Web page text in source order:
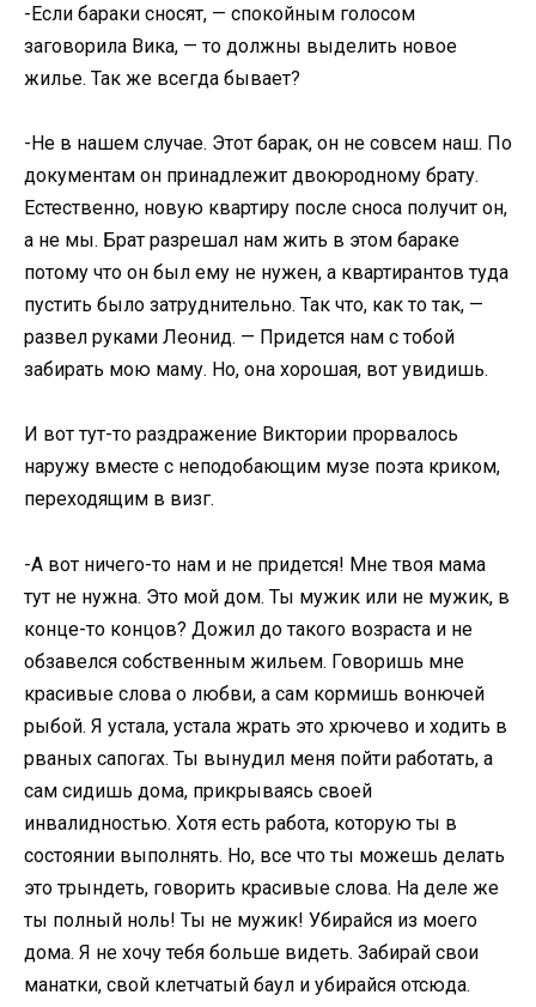
-Если бараки сносят, — спокойным голосом
заговорила Вика, — то должны выделить новое
жилье. Так же всегда бывает?
-Не в нашем случае. Этот барак, он не совсем наш. По
документам он принадлежит двоюродному брату.
Естественно, новую квартиру после сноса получит он,
а не мы. Брат разрешал нам жить в этом бараке
потому что он был ему не нужен, а квартирантов туда
пустить было затруднительно. Так что, как то так, —
развел руками Леонид. — Придется нам с тобой
забирать мою маму. Но, она хорошая, вот увидишь.
И вот тут-то раздражение Виктории прорвалось
наружу вместе с неподобающим музе поэта криком,
переходящим в визг.
-А вот ничего-то нам и не придется! Мне твоя мама
тут не нужна. Это мой дом. Ты мужик или не мужик, в
конце-то концов? Дожил до такого возраста и не
обзавелся собственным жильем. Говоришь мне
красивые слова о любви, а сам кормишь вонючей
рыбой. Я устала, устала жрать это хрючево и ходить в
рваных сапогах. Ты вынудил меня пойти работать, а
сам сидишь дома, прикрываясь своей
инвалидностью. Хотя есть работа, которую ты в
состоянии выполнять. Но, все что ты можешь делать
это трындеть, говорить красивые слова. На деле же
ты полный ноль! Ты не мужик! Убирайся из моего
дома. Я не хочу тебя больше видеть. Забирай свои
манатки, свой клетчатый баул и убирайся отсюда.